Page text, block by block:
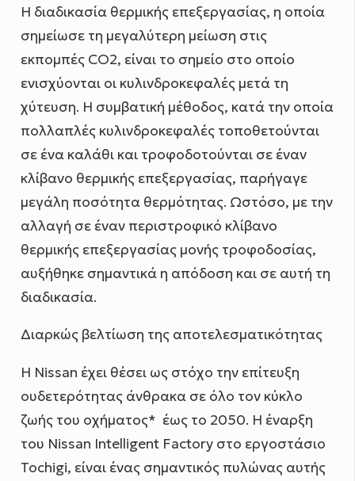
Η διαδικασία θερμικής επεξεργασίας, η οποία
σημείωσε τη μεγαλύτερη μείωση στις
εκπομπές CO2, είναι το σημείο στο οποίο
ενισχύονται οι κυλινδροκεφαλές μετά τη
χύτευση. Η συμβατική μέθοδος, κατά την οποία
πολλαπλές κυλινδροκεφαλές τοποθετούνται
σε ένα καλάθι και τροφοδοτούνται σε έναν
κλίβανο θερμικής επεξεργασίας, παρήγαγε
μεγάλη ποσότητα θερμότητας. Ωστόσο, με την
αλλαγή σε έναν περιστροφικό κλίβανο
θερμικής επεξεργασίας μονής τροφοδοσίας,
αυξήθηκε σημαντικά η απόδοση και σε αυτή τη
διαδικασία.
Διαρκώς βελτίωση της αποτελεσματικότητας
Η Nissan έχει θέσει ως στόχο την επίτευξη
ουδετερότητας άνθρακα σε όλο τον κύκλο
ζωής του οχήματος* έως το 2050. Η έναρξη
του Nissan Intelligent Factory στο εργοστάσιο
Tochigi, είναι ένας σημαντικός πυλώνας αυτής